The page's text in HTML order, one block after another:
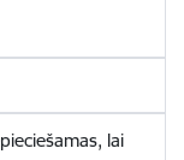
lai